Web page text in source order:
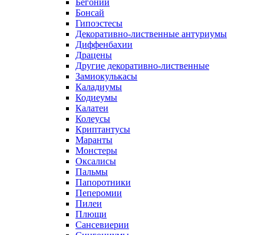
Бегонии
Бонсай
Гипоэстесы
Декоративно-лиственные антуриумы
Диффенбахии
Драцены
Другие декоративно-лиственные
Замиокулькасы
Каладиумы
Кодиеумы
Калатеи
Колеусы
Криптантусы
Маранты
Монстеры
Оксалисы
Пальмы
Папоротники
Пеперомии
Пилеи
Плющи
Сансевиерии